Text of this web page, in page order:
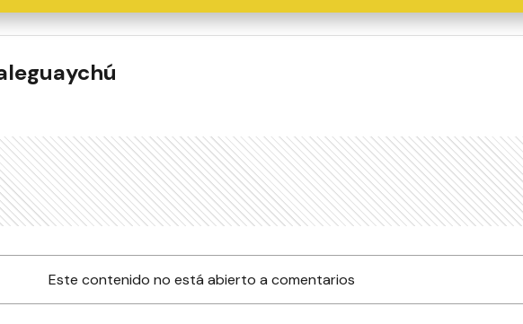
Este contenido no está abierto a comentarios